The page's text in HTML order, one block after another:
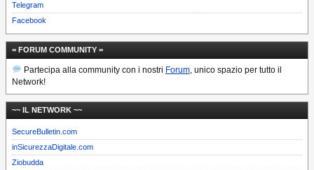
Telegram
Facebook
= FORUM COMMUNITY =
Partecipa alla community con i nostri Forum, unico spazio per tutto il
Network!
~~ IL NETWORK ~~
SecureBulletin.com
inSicurezzaDigitale.com
Ziobudda